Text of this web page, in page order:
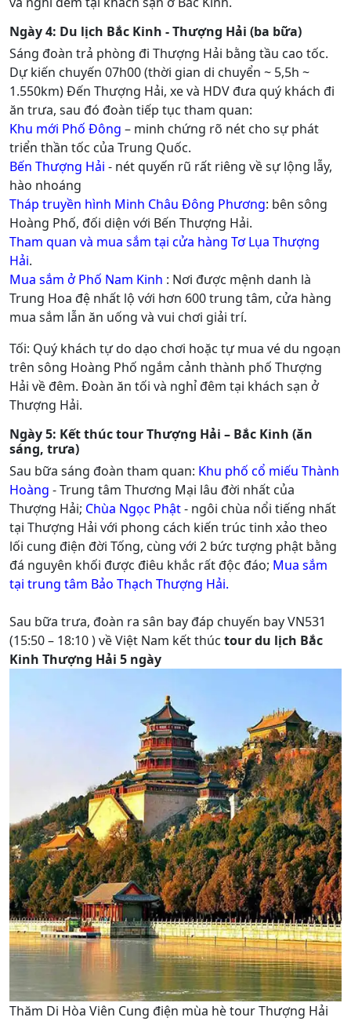
Ngày 4: Du lịch Bắc Kinh - Thượng Hải (ba bữa)
Sáng đoàn trả phòng đi Thượng Hải bằng tầu cao tốc.
Dự kiến chuyến 07h00 (thời gian di chuyển ~ 5,5h ~
1.550km) Đến Thượng Hải, xe và HDV đưa quý khách đi
ăn trưa, sau đó đoàn tiếp tục tham quan:
Khu mới Phố Đông – minh chứng rõ nét cho sự phát
triển thần tốc của Trung Quốc.
Bến Thượng Hải - nét quyến rũ rất riêng về sự lộng lẫy,
hào nhoáng
Tháp truyền hình Minh Châu Đông Phương: bên sông
Hoàng Phố, đối diện với Bến Thượng Hải.
Tham quan và mua sắm tại cửa hàng Tơ Lụa Thượng
Hải.
Mua sắm ở Phố Nam Kinh : Nơi được mệnh danh là
Trung Hoa đệ nhất lộ với hơn 600 trung tâm, cửa hàng
mua sắm lẫn ăn uống và vui chơi giải trí.
Tối: Quý khách tự do dạo chơi hoặc tự mua vé du ngoạn
trên sông Hoàng Phố ngắm cảnh thành phố Thượng
Hải về đêm. Đoàn ăn tối và nghỉ đêm tại khách sạn ở
Thượng Hải.
Ngày 5: Kết thúc tour Thượng Hải – Bắc Kinh (ăn
sáng, trưa)
Sau bữa sáng đoàn tham quan: Khu phố cổ miếu Thành
Hoàng - Trung tâm Thương Mại lâu đời nhất của
Thượng Hải; Chùa Ngọc Phật- ngôi chùa nổi tiếng nhất
tại Thượng Hải với phong cách kiến trúc tinh xảo theo
lối cung điện đời Tống, cùng với 2 bức tượng phật bằng
đá nguyên khối được điêu khắc rất độc đáo; Mua sắm
tại trung tâm Bảo Thạch Thượng Hải.
Sau bữa trưa, đoàn ra sân bay đáp chuyến bay VN531
(15:50 – 18:10 ) về Việt Nam kết thúc tour du lịch Bắc
Kinh Thượng Hải 5 ngày
Thăm Di Hòa Viên Cung điện mùa hè tour Thượng Hải